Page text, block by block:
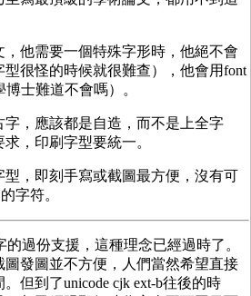
他需要一個特殊字形時，他絕不會
很怪的時候就很難查），他會用font
士難道不會嗎）。
，應該都是自造，而不是上全字
，印刷字型要統一。
，即刻手寫或截圖最方便，沒有可
字符。
的過份支援，這種理念已經過時了。
發圖並不方便，人們當然希望直接
但到了unicode cjk ext-b往後的時